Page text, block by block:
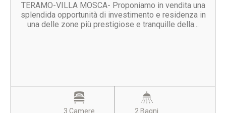
TERAMO-VILLA MOSCA- Proponiamo in vendita una
splendida opportunità di investimento e residenza in
una delle zone più prestigiose e tranquille della...
3 Camere 2 Bagni